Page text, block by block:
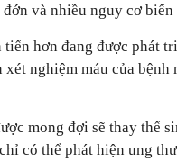
và nhiều nguy cơ
hơn đang được phát
nghiệm máu của
mong đợi sẽ thay thế
có thể phát hiện ung